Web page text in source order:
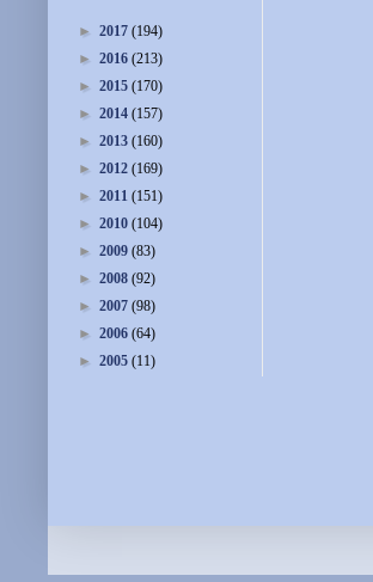
► 2017 (194)
► 2016 (213)
► 2015 (170)
► 2014 (157)
► 2013 (160)
► 2012 (169)
► 2011 (151)
► 2010 (104)
► 2009 (83)
► 2008 (92)
► 2007 (98)
► 2006 (64)
► 2005 (11)